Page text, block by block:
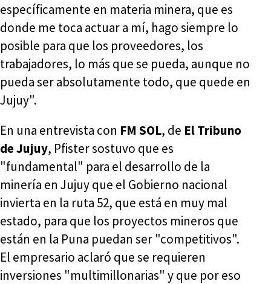
específicamente en materia minera, que es
donde me toca actuar a mí, hago siempre lo
posible para que los proveedores, los
trabajadores, lo más que se pueda, aunque no
pueda ser absolutamente todo, que quede en
Jujuy".
En una entrevista con FM SOL, de El Tribuno
de Jujuy, Pfister sostuvo que es
"fundamental" para el desarrollo de la
minería en Jujuy que el Gobierno nacional
invierta en la ruta 52, que está en muy mal
estado, para que los proyectos mineros que
están en la Puna puedan ser "competitivos".
El empresario aclaró que se requieren
inversiones "multimillonarias" y que por eso